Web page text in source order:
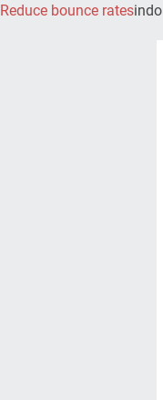
Reduce bounce ratesindo